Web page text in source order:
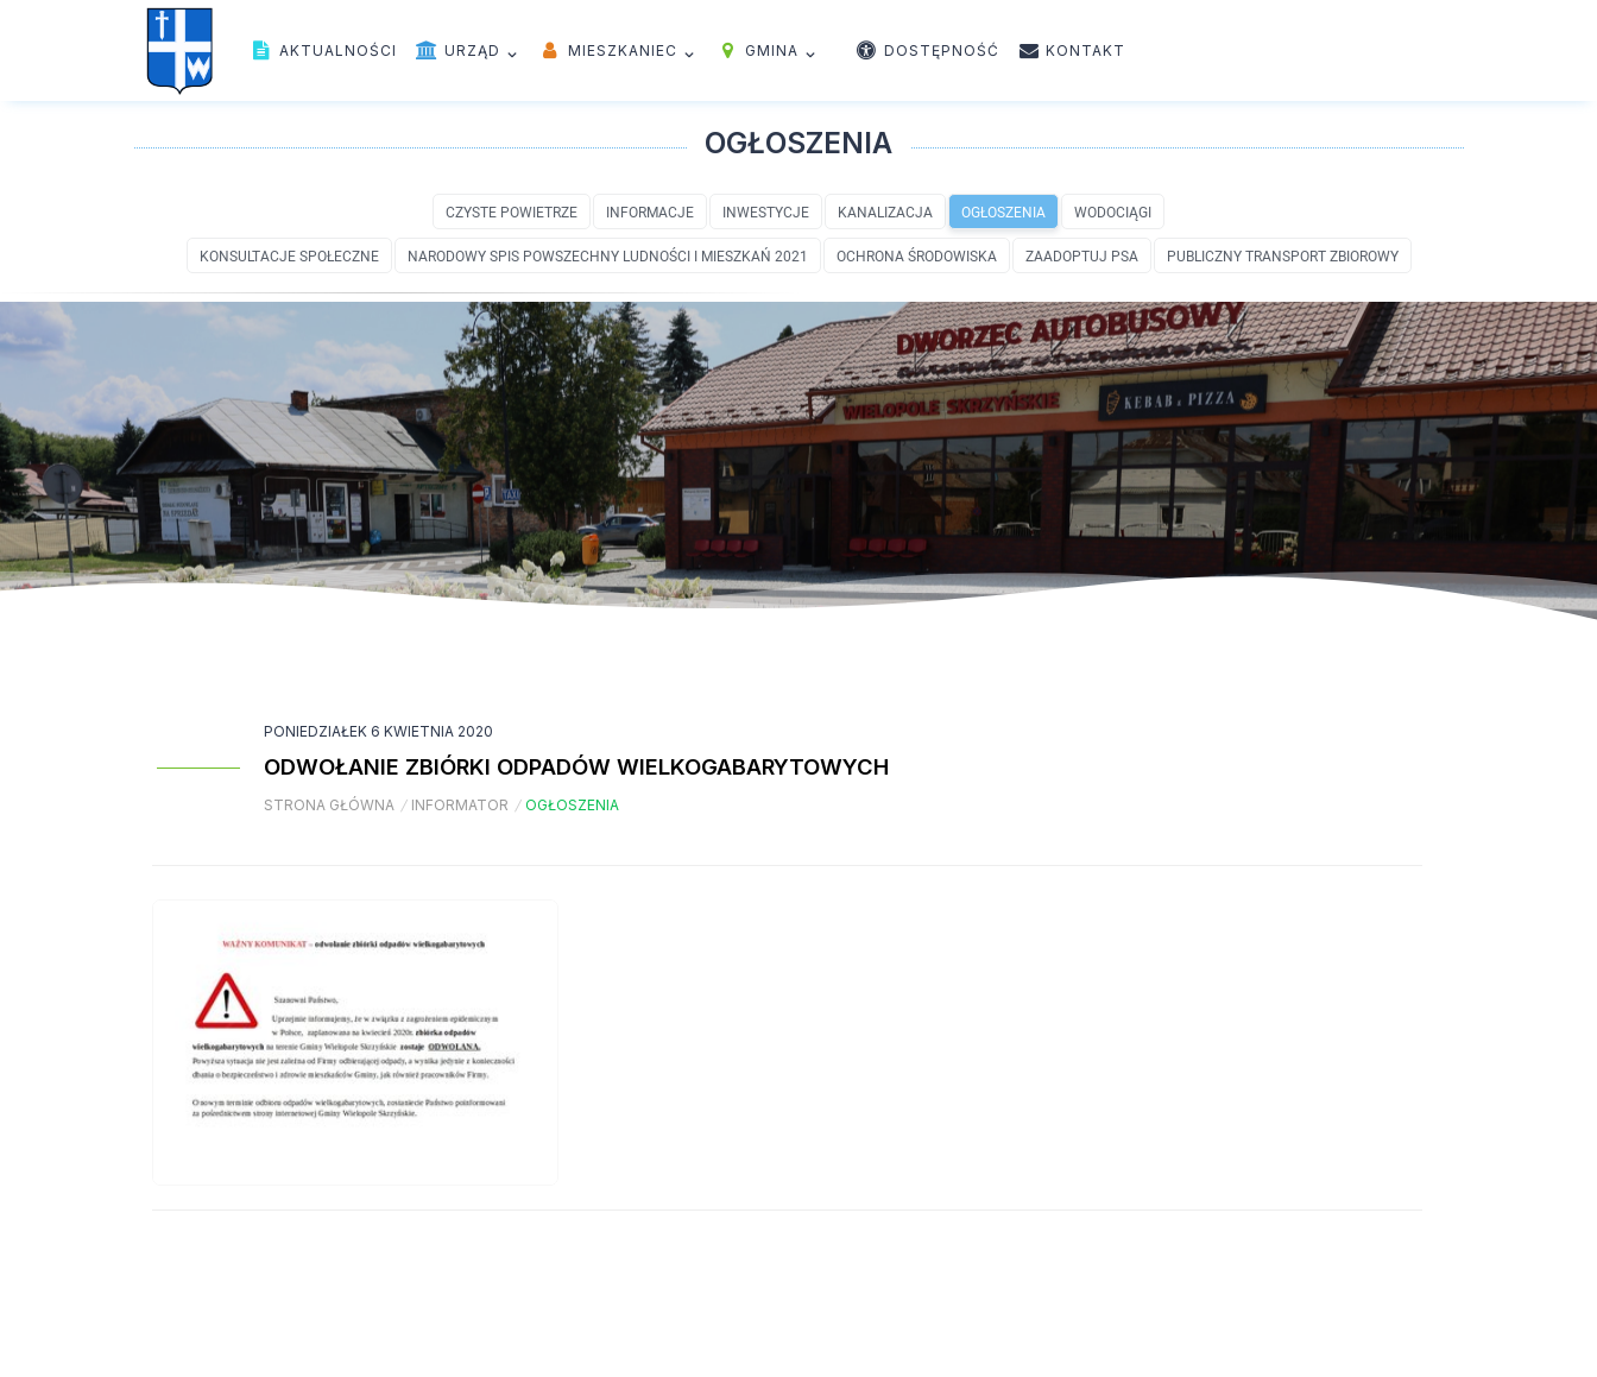
AKTUALNOŚCI URZĄD MIESZKANIEC GMINA DOSTĘPNOŚĆ KONTAKT
OGŁOSZENIA
CZYSTE POWIETRZE INFORMACJE INWESTYCJE KANALIZACJA OGŁOSZENIA WODOCIĄGI
KONSULTACJE SPOŁECZNE NARODOWY SPIS POWSZECHNY LUDNOŚCI I MIESZKAŃ 2021 OCHRONA ŚRODOWISKA ZAADOPTUJ PSA PUBLICZNY TRANSPORT ZBIOROWY
PONIEDZIAŁEK 6 KWIETNIA 2020
ODWOŁANIE ZBIÓRKI ODPADÓW WIELKOGABARYTOWYCH
STRONA GŁÓWNA / INFORMATOR / OGŁOSZENIA